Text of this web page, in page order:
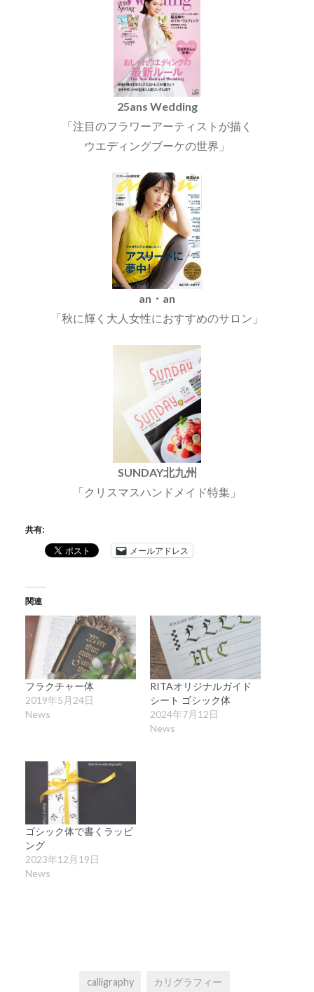
25ans Wedding
「注目のフラワーアーティストが描く
ウエディングブーケの世界」
an・an
「秋に輝く大人女性におすすめのサロン」
SUNDAY北九州
「クリスマスハンドメイド特集」
共有:
メールアドレス
関連
フラクチャー体
2019年5月24日
News
RITAオリジナルガイド
シート ゴシック体
2024年7月12日
News
ゴシック体で書くラッピ
ング
2023年12月19日
News
calligraphy カリグラフィー